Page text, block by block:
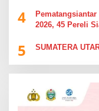
4
2026, 45 Pereli
5 SUMATERA